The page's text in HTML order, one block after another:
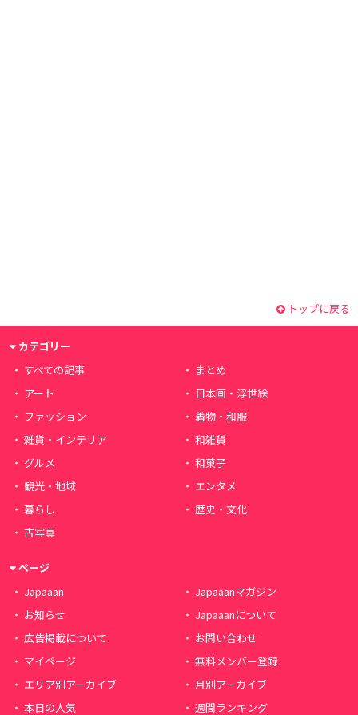
トップに戻る
カテゴリー
すべての記事
まとめ
アート
日本画・浮世絵
ファッション
着物・和服
雑貨・インテリア
和雑貨
グルメ
和菓子
観光・地域
エンタメ
暮らし
歴史・文化
古写真
ページ
Japaaan
Japaaanマガジン
お知らせ
Japaaanについて
広告掲載について
お問い合わせ
マイページ
無料メンバー登録
エリア別アーカイブ
月別アーカイブ
本日の人気
週間ランキング